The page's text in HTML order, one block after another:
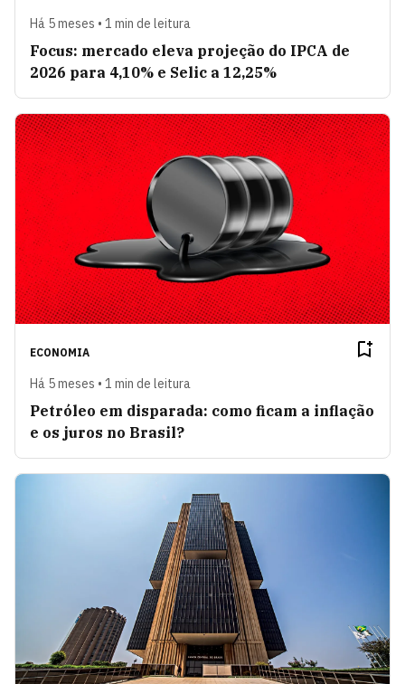
Há 5 meses • 1 min de leitura
Focus: mercado eleva projeção do IPCA de
2026 para 4,10% e Selic a 12,25%
ECONOMIA
Há 5 meses • 1 min de leitura
Petróleo em disparada: como ficam a inflação
e os juros no Brasil?